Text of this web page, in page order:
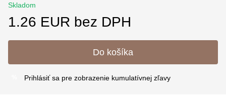
Skladom
1.26 EUR bez DPH
Do košíka
Prihlásiť sa pre zobrazenie kumulatívnej zľavy